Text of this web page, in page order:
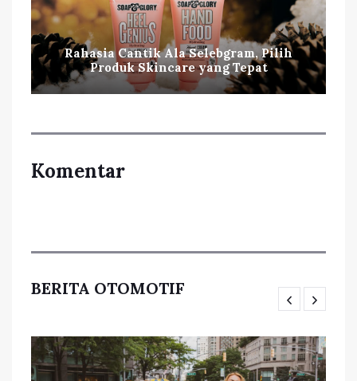
Rahasia Cantik Ala Selebgram, Pilih
Produk Skincare yang Tepat
Komentar
BERITA OTOMOTIF